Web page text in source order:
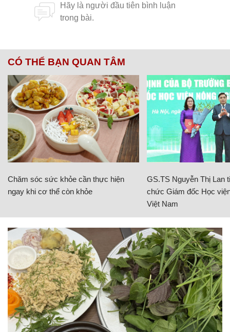
CÓ THỂ BẠN QUAN TÂM
Chăm sóc sức khỏe cần thực hiện
ngay khi cơ thể còn khỏe
GS.TS Nguyễn Thị Lan
chức Giám đốc Học
Việt Nam